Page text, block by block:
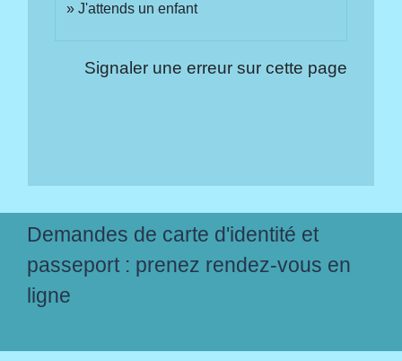
J'attends un enfant
Signaler une erreur sur cette page
Demandes de carte d'identité et
passeport : prenez rendez-vous en
ligne